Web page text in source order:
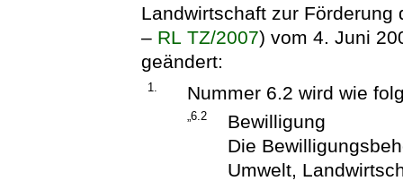
Landwirtschaft zur Förderung
– RL TZ/2007) vom 4. Juni
geändert:
1. Nummer 6.2 wird wie
„6.2
Bewilligung
Die
Umwelt,